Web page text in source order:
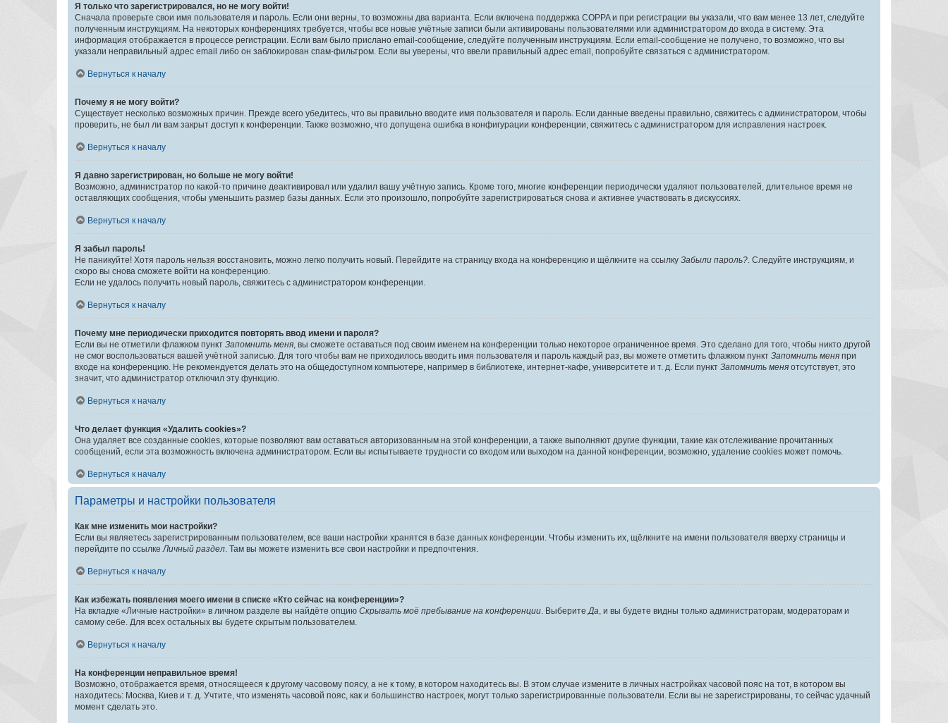
Я только что зарегистрировался, но не могу войти!
Сначала проверьте свои имя пользователя и пароль. Если они верны, то возможны два варианта. Если включена поддержка COPPA и при регистрации вы указали, что вам менее 13 лет, следуйте
полученным инструкциям. На некоторых конференциях требуется, чтобы все новые учётные записи были активированы пользователями или администратором до входа в систему. Эта
информация отображается в процессе регистрации. Если вам было прислано email-сообщение, следуйте полученным инструкциям. Если email-сообщение не получено, то возможно, что вы
указали неправильный адрес email либо он заблокирован спам-фильтром. Если вы уверены, что ввели правильный адрес email, попробуйте связаться с администратором.
Вернуться к началу
Почему я не могу войти?
Существует несколько возможных причин. Прежде всего убедитесь, что вы правильно вводите имя пользователя и пароль. Если данные введены правильно, свяжитесь с администратором, чтобы
проверить, не был ли вам закрыт доступ к конференции. Также возможно, что допущена ошибка в конфигурации конференции, свяжитесь с администратором для исправления настроек.
Вернуться к началу
Я давно зарегистрирован, но больше не могу войти!
Возможно, администратор по какой-то причине деактивировал или удалил вашу учётную запись. Кроме того, многие конференции периодически удаляют пользователей, длительное время не
оставляющих сообщения, чтобы уменьшить размер базы данных. Если это произошло, попробуйте зарегистрироваться снова и активнее участвовать в дискуссиях.
Вернуться к началу
Я забыл пароль!
Не паникуйте! Хотя пароль нельзя восстановить, можно легко получить новый. Перейдите на страницу входа на конференцию и щёлкните на ссылку Забыли пароль? . Следуйте инструкциям, и
скоро вы снова сможете войти на конференцию.
Если не удалось получить новый пароль, свяжитесь с администратором конференции.
Вернуться к началу
Почему мне периодически приходится повторять ввод имени и пароля?
Если вы не отметили флажком пункт Запомнить меня , вы сможете оставаться под своим именем на конференции только некоторое ограниченное время. Это сделано для того, чтобы никто другой
не смог воспользоваться вашей учётной записью. Для того чтобы вам не приходилось вводить имя пользователя и пароль каждый раз, вы можете отметить флажком пункт Запомнить меня при
входе на конференцию. Не рекомендуется делать это на общедоступном компьютере, например в библиотеке, интернет-кафе, университете и т. д. Если пункт Запомнить меня отсутствует, это
значит, что администратор отключил эту функцию.
Вернуться к началу
Что делает функция «Удалить cookies»?
Она удаляет все созданные cookies, которые позволяют вам оставаться авторизованным на этой конференции, а также выполняют другие функции, такие как отслеживание прочитанных
сообщений, если эта возможность включена администратором. Если вы испытываете трудности со входом или выходом на данной конференции, возможно, удаление cookies может помочь.
Вернуться к началу
Параметры и настройки пользователя
Как мне изменить мои настройки?
Если вы являетесь зарегистрированным пользователем, все ваши настройки хранятся в базе данных конференции. Чтобы изменить их, щёлкните на имени пользователя вверху страницы и
перейдите по ссылке Личный раздел . Там вы можете изменить все свои настройки и предпочтения.
Вернуться к началу
Как избежать появления моего имени в списке «Кто сейчас на конференции»?
На вкладке «Личные настройки» в личном разделе вы найдёте опцию Скрывать моё пребывание на конференции . Выберите Да , и вы будете видны только администраторам, модераторам и
самому себе. Для всех остальных вы будете скрытым пользователем.
Вернуться к началу
На конференции неправильное время!
Возможно, отображается время, относящееся к другому часовому поясу, а не к тому, в котором находитесь вы. В этом случае измените в личных настройках часовой пояс на тот, в котором вы
находитесь: Москва, Киев и т. д. Учтите, что изменять часовой пояс, как и большинство настроек, могут только зарегистрированные пользователи. Если вы не зарегистрированы, то сейчас удачный
момент сделать это.